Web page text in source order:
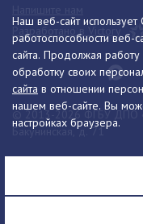
Наш веб-сайт
работоспособности веб-
сайта. Продолжая
обработку своих
сайта в отношении
нашем веб-сайте. Вы
настройках браузера.
© 2013-2026 ФГБУ ДПО
Бакунинская, д. 71
Телефон:8 (495) 739-
Разработано в Victory